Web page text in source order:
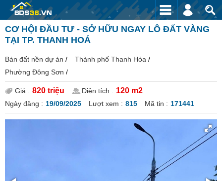
CƠ HỘI ĐẦU TƯ - SỞ HỮU NGAY LÔ ĐẤT VÀNG
TẠI TP. THANH HOÁ
Bán đất nền dự án / Thành phố Thanh Hóa /
Phường Đông Sơn /
Giá : 820 triệu Diện tích : 120 m2
Ngày đăng : 19/09/2025 Lượt xem : 815 Mã tin : 171441